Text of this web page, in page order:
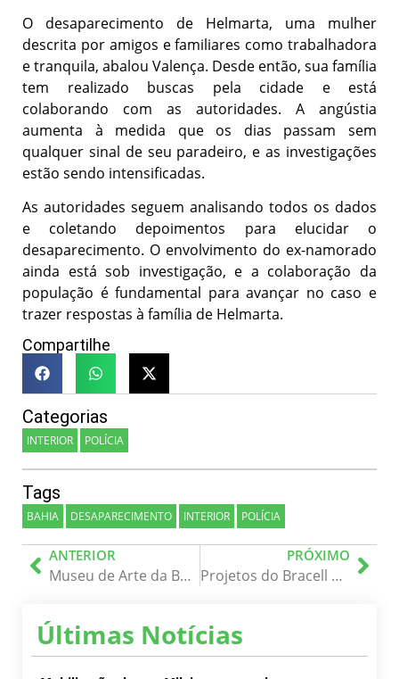
O desaparecimento de Helmarta, uma mulher
descrita por amigos e familiares como trabalhadora
e tranquila, abalou Valença. Desde então, sua família
tem realizado buscas pela cidade e está
colaborando com as autoridades. A angústia
aumenta à medida que os dias passam sem
qualquer sinal de seu paradeiro, e as investigações
estão sendo intensificadas.
As autoridades seguem analisando todos os dados
e coletando depoimentos para elucidar o
desaparecimento. O envolvimento do ex-namorado
ainda está sob investigação, e a colaboração da
população é fundamental para avançar no caso e
trazer respostas à família de Helmarta.
Compartilhe
Categorias
INTERIOR POLÍCIA
Tags
BAHIA DESAPARECIMENTO INTERIOR POLÍCIA
ANTERIOR
Museu de Arte da Bahia lança O Jardim de Luís Dias, exposição que retrata a paisagem urbana de Salvador
PRÓXIMO
Projetos do Bracell Social marcam presença na Expo Favela Innovation Bahia 2024
Últimas Notícias